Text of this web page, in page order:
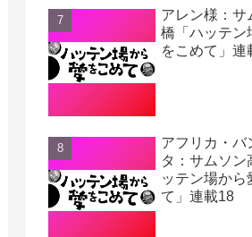
アレン様：サ
橋「ハッテン
をこめて」連
アフリカ・バ
タ：サムソン
ッテン場から
て」連載18